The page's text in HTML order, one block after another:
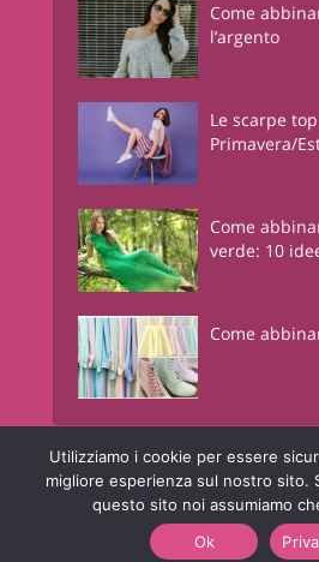
Come
l’argento
Le scarpe
Primavera/
Come
verde: 10
Come
Junglam - Just In Glamourè una risorsa
lifestyle. © Copyright - Junglam
Chi Siamo
Contatti
Utilizziamo i cookie per essere
migliore esperienza sul nostro sito.
questo sito noi assumiamo
Ok